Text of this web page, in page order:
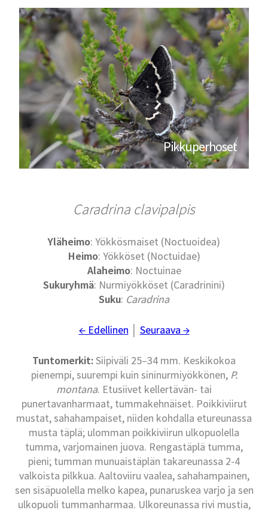
Pikkuperhoset
Caradrina clavipalpis
Yläheimo: Yökkösmaiset (Noctuoidea)
Heimo: Yökköset (Noctuidae)
Alaheimo: Noctuinae
Sukuryhmä: Nurmiyökköset (Caradrinini)
Suku: Caradrina
← Edellinen Seuraava →
Tuntomerkit:Siipiväli 25–34 mm. Keskikokoa
pienempi, suurempi kuin sininurmiyökkönen, P.
montana. Etusiivet kellertävän- tai
punertavanharmaat, tummakehnäiset. Poikkiviirut
mustat, sahahampaiset, niiden kohdalla etureunassa
musta täplä; ulomman poikkiviirun ulkopuolella
tumma, varjomainen juova. Rengastäplä tumma,
pieni; tumman munuaistäplän takareunassa 2-4
valkoista pilkkua. Aaltoviiru vaalea, sahahampainen,
sen sisäpuolella melko kapea, punaruskea varjo ja sen
ulkopuoli tummanharmaa. Ulkoreunassa rivi mustia,